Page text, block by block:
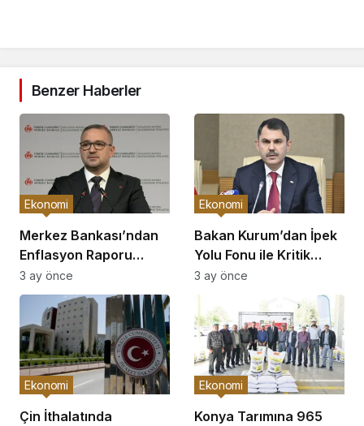
Benzer Haberler
Merkez Bankası’ndan
Enflasyon Raporu
Açıklaması
Ekonomi
3 ay önce
Bakan Kurum’dan İpek
Yolu Fonu ile Kritik
Görüşme
Ekonomi
3 ay önce
Çin İthalatında
Ekonomi
Konya Tarımına 965
Ekonomi